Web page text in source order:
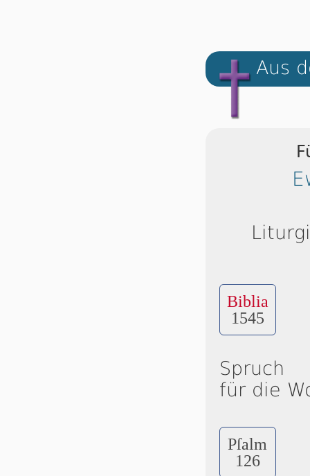
Aus
Biblia
1545
Spruch
für die
Pſalm
126